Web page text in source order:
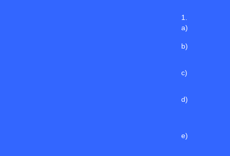
1.
a)
b)
c)
d)
e)